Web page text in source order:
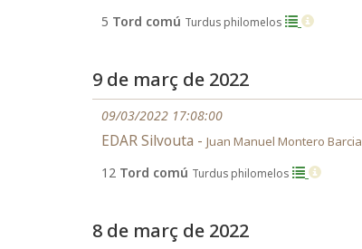
5 Tord comú Turdus philomelos
9 de març de 2022
09/03/2022 17:08:00
EDAR Silvouta - Juan Manuel Montero Barcia
12 Tord comú Turdus philomelos
8 de març de 2022